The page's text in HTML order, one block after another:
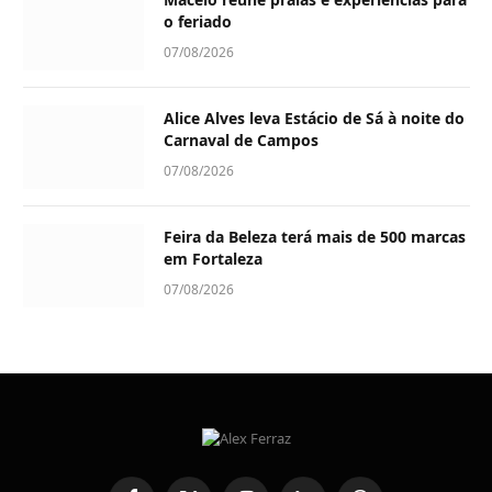
o feriado
07/08/2026
Alice Alves leva Estácio de Sá à noite do
Carnaval de Campos
07/08/2026
Feira da Beleza terá mais de 500 marcas
em Fortaleza
07/08/2026